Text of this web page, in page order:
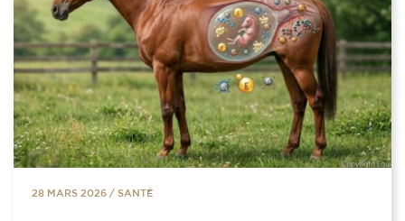
28 MARS 2026 / SANTÉ